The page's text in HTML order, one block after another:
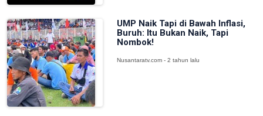
UMP Naik Tapi di Bawah Inflasi,
Buruh: Itu Bukan Naik, Tapi
Nombok!
Nusantaratv.com - 2 tahun lalu